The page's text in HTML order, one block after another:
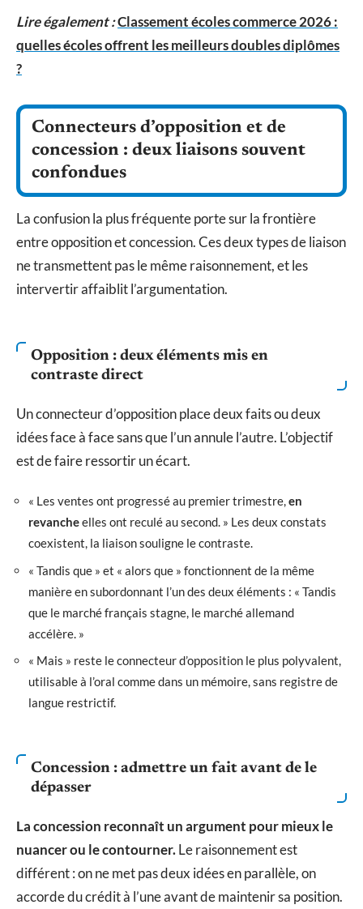
Lire également :Classement écoles commerce 2026 :
quelles écoles offrent les meilleurs doubles diplômes
?
Connecteurs d’opposition et de
concession : deux liaisons souvent
confondues
La confusion la plus fréquente porte sur la frontière
entre opposition et concession. Ces deux types de liaison
ne transmettent pas le même raisonnement, et les
intervertir affaiblit l’argumentation.
Opposition : deux éléments mis en
contraste direct
Un connecteur d’opposition place deux faits ou deux
idées face à face sans que l’un annule l’autre. L’objectif
est de faire ressortir un écart.
« Les ventes ont progressé au premier trimestre,en
revancheelles ont reculé au second. » Les deux constats
coexistent, la liaison souligne le contraste.
« Tandis que » et « alors que » fonctionnent de la même
manière en subordonnant l’un des deux éléments : « Tandis
que le marché français stagne, le marché allemand
accélère. »
« Mais » reste le connecteur d’opposition le plus polyvalent,
utilisable à l’oral comme dans un mémoire, sans registre de
langue restrictif.
Concession : admettre un fait avant de le
dépasser
La concession reconnaît un argument pour mieux le
nuancer ou le contourner.Le raisonnement est
différent : on ne met pas deux idées en parallèle, on
accorde du crédit à l’une avant de maintenir sa position.